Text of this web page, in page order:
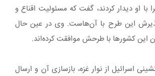
با او دیدار کردند، گفت که مسئولیت اقناع و
این طرح با آن‌هاست. وی در عین حال
این کشورها با طرحش موافقت کرده‌اند.
اسرائیل از نوار غزه، بازسازی آن و ارسال